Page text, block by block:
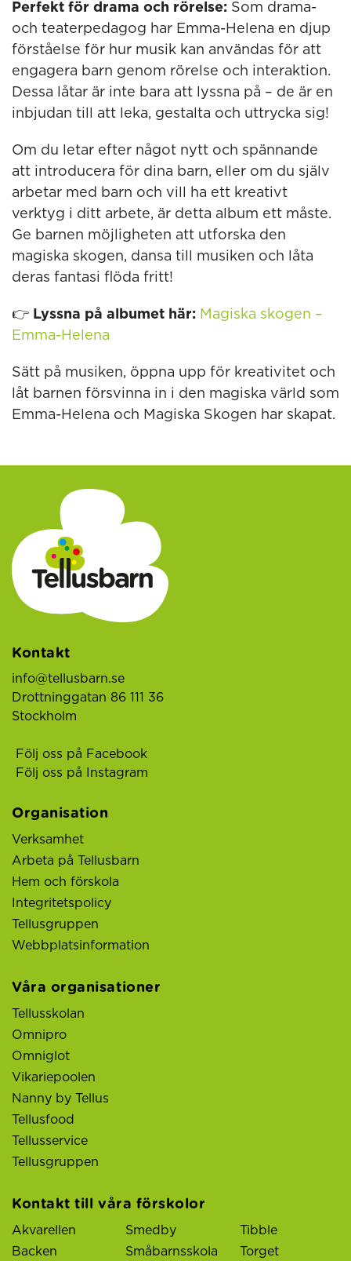
Perfekt för drama och rörelse: Som drama-
och teaterpedagog har Emma-Helena en djup
förståelse för hur musik kan användas för att
engagera barn genom rörelse och interaktion.
Dessa låtar är inte bara att lyssna på – de är en
inbjudan till att leka, gestalta och uttrycka sig!
Om du letar efter något nytt och spännande
att introducera för dina barn, eller om du själv
arbetar med barn och vill ha ett kreativt
verktyg i ditt arbete, är detta album ett måste.
Ge barnen möjligheten att utforska den
magiska skogen, dansa till musiken och låta
deras fantasi flöda fritt!
👉 Lyssna på albumet här: Magiska skogen –
Emma-Helena
Sätt på musiken, öppna upp för kreativitet och
låt barnen försvinna in i den magiska värld som
Emma-Helena och Magiska Skogen har skapat.
Kontakt
info@tellusbarn.se
Drottninggatan 86 111 36
Stockholm
Följ oss på Facebook
Följ oss på Instagram
Organisation
Verksamhet
Arbeta på Tellusbarn
Hem och förskola
Integritetspolicy
Tellusgruppen
Webbplatsinformation
Våra organisationer
Tellusskolan
Omnipro
Omniglot
Vikariepoolen
Nanny by Tellus
Tellusfood
Tellusservice
Tellusgruppen
Kontakt till våra förskolor
Akvarellen
Backen
Smedby
Småbarnsskola
Tibble
Torget